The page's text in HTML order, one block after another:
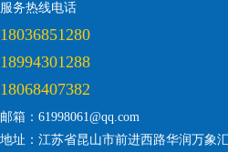
服务热线电话
18036851280
18994301288
18068407382
邮箱：61998061@qq.com
地址：江苏省昆山市前进西路华润万象